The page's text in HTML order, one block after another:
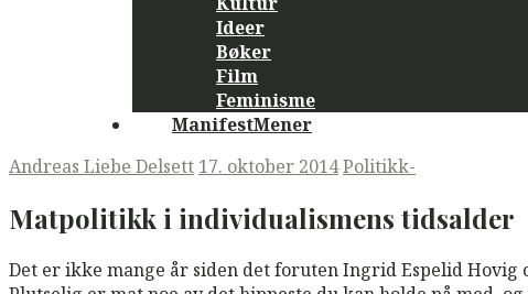
Ideer
Bøker
Film
Feminisme
ManifestMener
Andreas Liebe Delsett 17. oktober 2014Politikk-
Matpolitikk i individualismens tidsalder
Det er ikke mange år siden det foruten Ingrid Espelid